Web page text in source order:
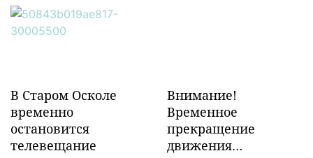
инфраструктуры в
Забайкалье
В Старом Осколе
временно
остановится
телевещание
Внимание!
Временное
прекращение
движения